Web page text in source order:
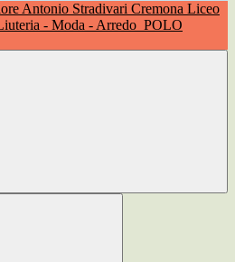
Liceo
- Moda - Arredo POLO